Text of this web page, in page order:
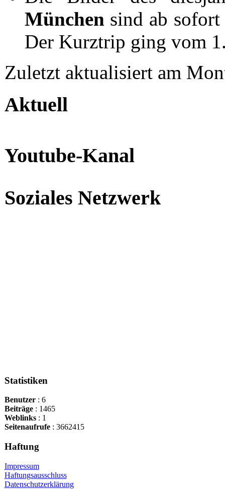
München sind ab
Der Kurztrip ging vom
Zuletzt aktualisiert am
Aktuell
Youtube-Kanal
Soziales Netzwerk
Statistiken
Benutzer: 6
Beiträge: 1465
Weblinks: 1
Seitenaufrufe: 3662415
Haftung
Impressum
Haftungsausschluss
Datenschutzerklärung